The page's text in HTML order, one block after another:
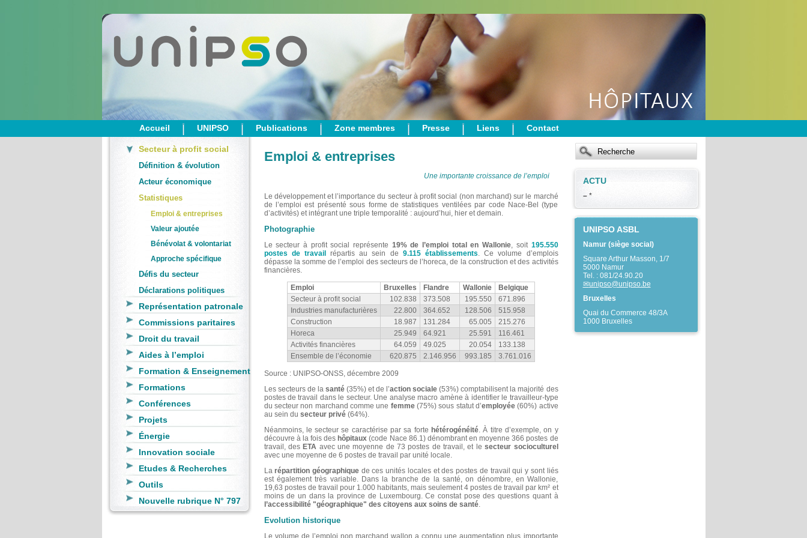
Accueil UNIPSO Publications Zone membres Presse Liens Contact
Secteur à profit social
Définition & évolution
Acteur économique
Statistiques
Emploi & entreprises
Valeur ajoutée
Bénévolat & volontariat
Approche spécifique
Défis du secteur
Déclarations politiques
Représentation patronale
Commissions paritaires
Droit du travail
Aides à l’emploi
Formation & Enseignement
Formations
Conférences
Projets
Énergie
Innovation sociale
Etudes & Recherches
Outils
Nouvelle rubrique N° 797
ACTU
–*
UNIPSO ASBL
Namur (siège social)
Square Arthur Masson, 1/7
5000 Namur
Tel. : 081/24.90.20
unipso@unipso.be
Bruxelles
Quai du Commerce 48/3A
1000 Bruxelles
Emploi & entreprises
Une importante croissance de l’emploi
Le développement et l’importance du secteur à profit social (non marchand) sur le marché
de l’emploi est présenté sous forme de statistiques ventilées par code Nace-Bel (type
d’activités) et intégrant une triple temporalité : aujourd’hui, hier et demain.
Photographie
Le secteur à profit social représente 19% de l’emploi total en Wallonie, soit 195.550
postes de travail
répartis au sein de 9.115 établissements. Ce volume d’emplois
dépasse la somme de l’emploi des secteurs de l’horeca, de la construction et des activités
financières.
Emploi Bruxelles Flandre Wallonie
Belgique
Secteur à profit social
102.838 373.508 195.550
671.896
Industries manufacturières
22.800 364.652 128.506
515.958
Construction
18.987 131.284 65.005
215.276
Horeca
25.949 64.921 25.591
116.461
Activités financières
64.059 49.025 20.054
133.138
Ensemble de l’économie
620.875 2.146.956 993.185 3.761.016
Source : UNIPSO-ONSS, décembre 2009
Les secteurs de la santé(35%) et de l’action sociale (53%) comptabilisent la majorité des
postes de travail dans le secteur. Une analyse macro amène à identifier le travailleur-type
du secteur non marchand comme une femme(75%) sous statut d’employée(60%) active
au sein du secteur privé(64%).
Néanmoins, le secteur se caractérise par sa forte hétérogénéité. À titre d’exemple, on y
découvre à la fois des hôpitaux (code Nace 86.1) dénombrant en moyenne 366 postes de
travail, des ETA avec une moyenne de 73 postes de travail, et lesecteur socioculturel
avec une moyenne de 6 postes de travail par unité locale.
Larépartition géographiquede ces unités locales et des postes de travail qui y sont liés
est également très variable. Dans la branche de la santé, on dénombre, en Wallonie,
19,63 postes de travail pour 1.000 habitants, mais seulement 4 postes de travail par km² et
moins de un dans la province de Luxembourg. Ce constat pose des questions quant à
l’accessibilité "géographique" des citoyens aux soins de santé.
Evolution historique
Le volume de l’emploi non marchand wallon a connu une augmentation plus importante